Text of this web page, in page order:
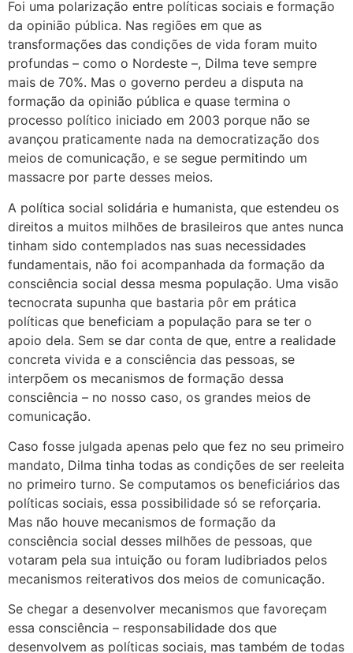
Foi uma polarização entre políticas sociais e formação
da opinião pública. Nas regiões em que as
transformações das condições de vida foram muito
profundas – como o Nordeste –, Dilma teve sempre
mais de 70%. Mas o governo perdeu a disputa na
formação da opinião pública e quase termina o
processo político iniciado em 2003 porque não se
avançou praticamente nada na democratização dos
meios de comunicação, e se segue permitindo um
massacre por parte desses meios.
A política social solidária e humanista, que estendeu os
direitos a muitos milhões de brasileiros que antes nunca
tinham sido contemplados nas suas necessidades
fundamentais, não foi acompanhada da formação da
consciência social dessa mesma população. Uma visão
tecnocrata supunha que bastaria pôr em prática
políticas que beneficiam a população para se ter o
apoio dela. Sem se dar conta de que, entre a realidade
concreta vivida e a consciência das pessoas, se
interpõem os mecanismos de formação dessa
consciência – no nosso caso, os grandes meios de
comunicação.
Caso fosse julgada apenas pelo que fez no seu primeiro
mandato, Dilma tinha todas as condições de ser reeleita
no primeiro turno. Se computamos os beneficiários das
políticas sociais, essa possibilidade só se reforçaria.
Mas não houve mecanismos de formação da
consciência social desses milhões de pessoas, que
votaram pela sua intuição ou foram ludibriados pelos
mecanismos reiterativos dos meios de comunicação.
Se chegar a desenvolver mecanismos que favoreçam
essa consciência – responsabilidade dos que
desenvolvem as políticas sociais, mas também de todas